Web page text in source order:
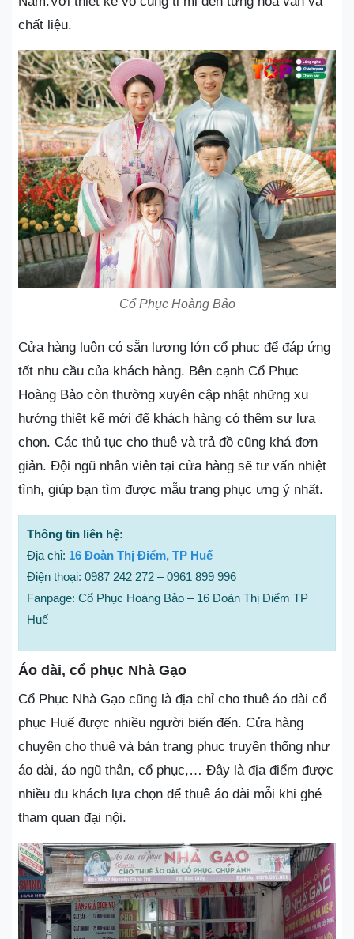
chất liệu.
Cổ Phục Hoàng Bảo
Cửa hàng luôn có sẵn lượng lớn cổ phục để đáp ứng
tốt nhu cầu của khách hàng. Bên cạnh Cổ Phục
Hoàng Bảo còn thường xuyên cập nhật những xu
hướng thiết kế mới để khách hàng có thêm sự lựa
chọn. Các thủ tục cho thuê và trả đồ cũng khá đơn
giản. Đội ngũ nhân viên tại cửa hàng sẽ tư vấn nhiệt
tình, giúp bạn tìm được mẫu trang phục ưng ý nhất.
Thông tin liên hệ:
Địa chỉ: 16 Đoàn Thị Điểm, TP Huế
Điện thoại: 0987 242 272 – 0961 899 996
Fanpage: Cổ Phục Hoàng Bảo – 16 Đoàn Thị Điểm TP
Huế
Áo dài, cổ phục Nhà Gạo
Cổ Phục Nhà Gạo cũng là địa chỉ cho thuê áo dài cổ
phục Huế được nhiều người biến đến. Cửa hàng
chuyên cho thuê và bán trang phục truyền thống như
áo dài, áo ngũ thân, cổ phục,… Đây là địa điểm được
nhiều du khách lựa chọn để thuê áo dài mỗi khi ghé
tham quan đại nội.